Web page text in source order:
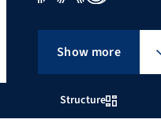
Structure
Show more